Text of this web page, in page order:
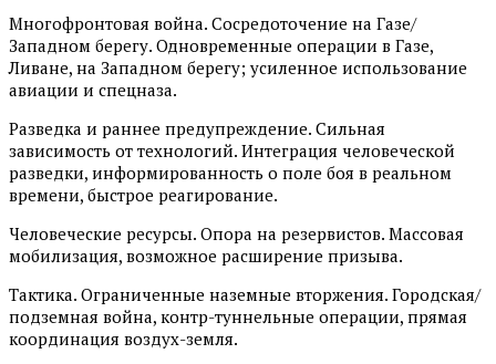
Многофронтовая война. Сосредоточение на Газе/
Западном берегу. Одновременные операции в Газе,
Ливане, на Западном берегу; усиленное использование
авиации и спецназа.
Разведка и раннее предупреждение. Сильная
зависимость от технологий. Интеграция человеческой
разведки, информированность о поле боя в реальном
времени, быстрое реагирование.
Человеческие ресурсы. Опора на резервистов. Массовая
мобилизация, возможное расширение призыва.
Тактика. Ограниченные наземные вторжения. Городская/
подземная война, контр-туннельные операции, прямая
координация воздух-земля.